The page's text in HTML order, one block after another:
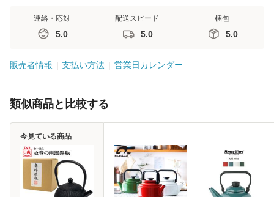
連絡・応対
5.0
配送スピード
5.0
梱包
5.0
販売者情報 支払い方法 営業日カレンダー
類似商品と比較する
今見ている商品